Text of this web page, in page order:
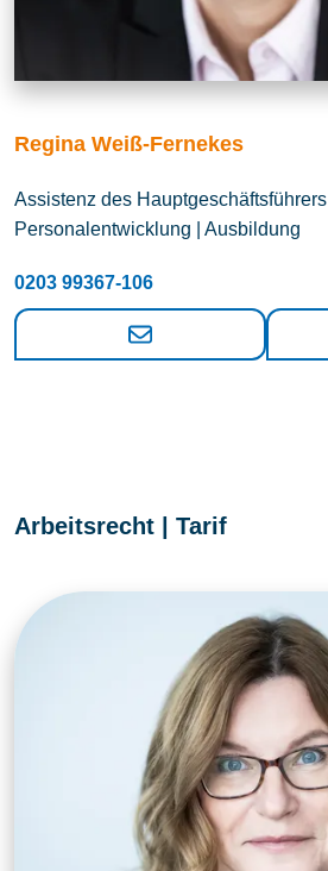
Regina Weiß-Fernekes
Assistenz des Hauptgeschäftsführers
Personalentwicklung | Ausbildung
0203 99367-106
Arbeitsrecht | Tarif